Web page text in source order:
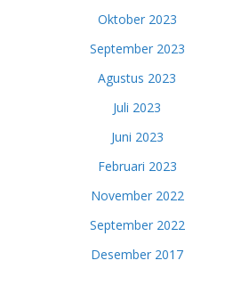
Oktober 2023
September 2023
Agustus 2023
Juli 2023
Juni 2023
Februari 2023
November 2022
September 2022
Desember 2017